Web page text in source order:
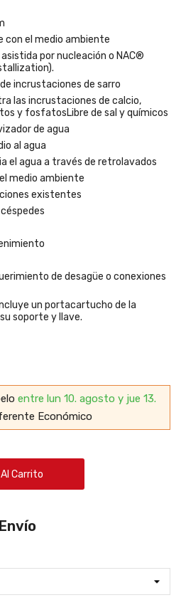
con el medio ambiente
por nucleación o NAC®
incrustaciones de sarro
las incrustaciones de calcio,
y fosfatosLibre de sal y químicos
de agua
al agua
el agua a través de retrolavados
medio ambiente
existentes
de desagüe o conexiones
un portacartucho de la
soporte y llave.
entre lun 10. agosto y jue 13.
Económico
Carrito